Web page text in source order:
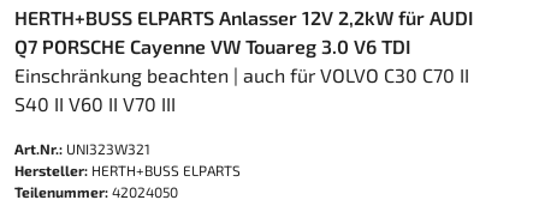
HERTH+BUSS ELPARTS Anlasser 12V 2,2kW für AUDI
Q7 PORSCHE Cayenne VW Touareg 3.0 V6 TDI
Einschränkung beachten | auch für VOLVO C30 C70 II
S40 II V60 II V70 III
Art.Nr.: UNI323W321
Hersteller: HERTH+BUSS ELPARTS
Teilenummer: 42024050